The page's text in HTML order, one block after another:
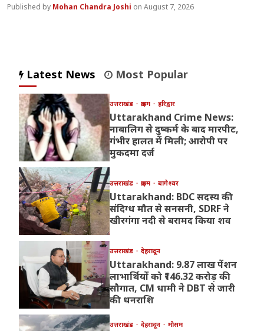
Mohan Chandra Joshi August 7, 2026
Latest News Most Popular
उत्तराखंड क्राइम हरिद्वार
Uttarakhand Crime News:
नाबालिग से दुष्कर्म के बाद मारपीट,
गंभीर हालत में मिली; आरोपी पर
मुकदमा दर्ज
उत्तराखंड क्राइम बागेश्वर
Uttarakhand: BDC सदस्य की
संदिग्ध मौत से सनसनी, SDRF ने
खीरगंगा नदी से बरामद किया शव
उत्तराखंड देहरादून
Uttarakhand: 9.87 लाख पेंशन
लाभार्थियों को ₹146.32 करोड़ की
सौगात, CM धामी ने DBT से जारी
की धनराशि
उत्तराखंड देहरादून मौसम